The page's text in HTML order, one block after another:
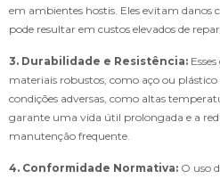
em ambientes hostis. Eles evitam danos
pode resultar em custos elevados de
3. Durabilidade e Resistência:
materiais robustos, como aço ou plástico
condições adversas, como altas
garante uma vida útil prolongada e a
manutenção frequente.
4. Conformidade Normativa: O uso